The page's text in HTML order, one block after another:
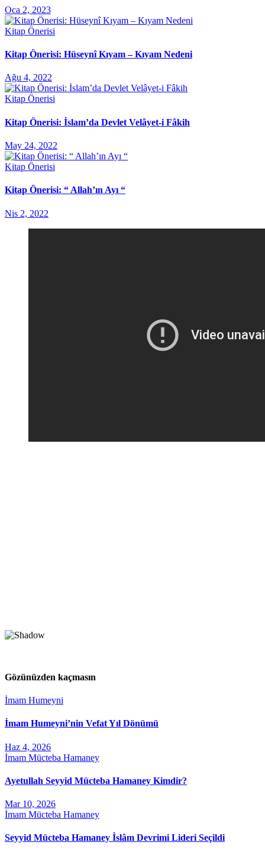
Oca 2, 2023
Kitap Önerisi
Kitap Önerisi: Hüseynî Kıyam – Kıyam Nedeni
Ağu 4, 2022
Kitap Önerisi
Kitap Önerisi: İslam’da Devlet Velâyet-i Fâkih
May 24, 2022
Kitap Önerisi
Kitap Önerisi: “ Allah’ın Ayı “
Nis 2, 2022
Gözünüzden kaçmasın
İmam Humeyni
İmam Humeyni’nin Vefat Yıl Dönümü
Haz 4, 2026
İmam Mücteba Hamaney
Ayetullah Seyyid Mücteba Hamaney Kimdir?
Mar 10, 2026
İmam Mücteba Hamaney
Seyyid Mücteba Hamaney İslâm Devrimi Lideri Seçildi